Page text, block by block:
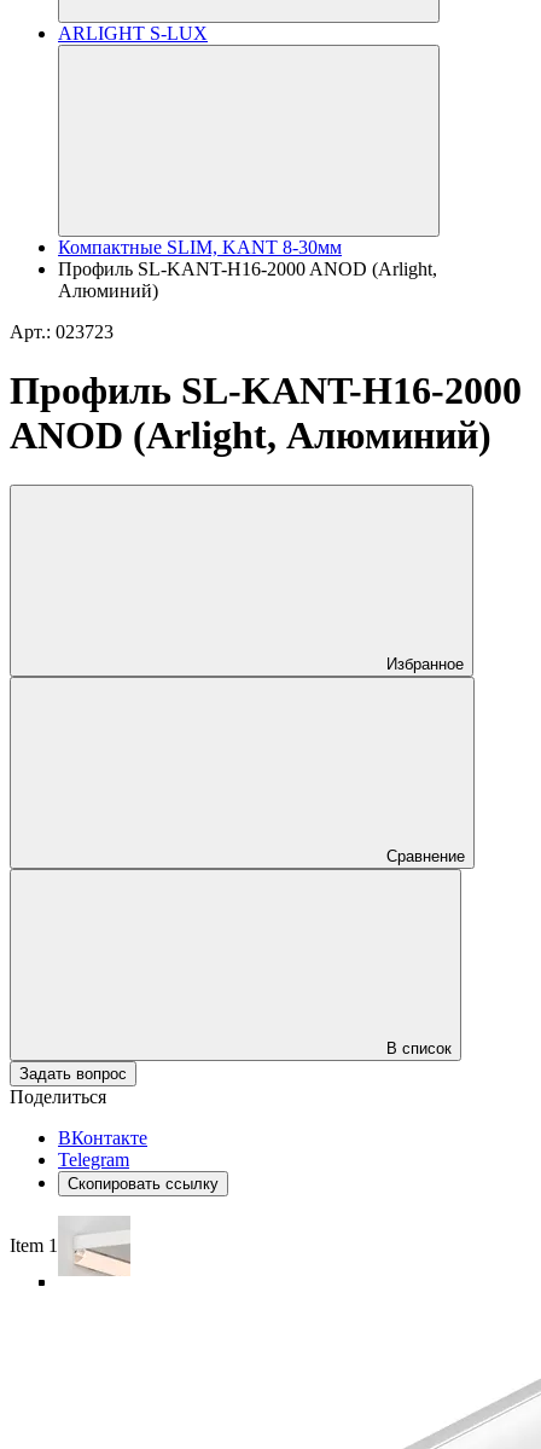
ARLIGHT S-LUX
Компактные SLIM, KANT 8-30мм
Профиль SL-KANT-H16-2000 ANOD (Arlight,
Алюминий)
Арт.: 023723
Профиль SL-KANT-H16-2000
ANOD (Arlight, Алюминий)
Избранное
Сравнение
В список
Задать вопрос
Поделиться
ВКонтакте
Telegram
Скопировать ссылку
Item 1 of 6